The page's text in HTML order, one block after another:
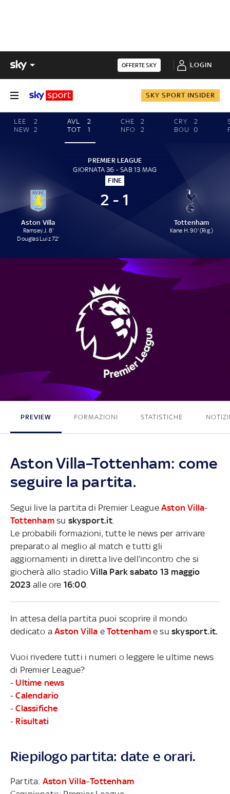
OFFERTE SKY LOGIN
SKY SPORT INSIDER
LEE
2
NEW 2
AVL
2
TOT
1
CHE
2
NFO
2
CRY
2
BOU
0
PREMIER LEAGUE
GIORNATA 36 - SAB 13 MAG
FINE
Aston Villa
Ramsey J. 8'
Douglas Luiz 72'
2 - 1
Tottenham
Kane H. 90' (Rig.)
2 - 1
PREVIEW FORMAZIONI STATISTICHE
Aston Villa–Tottenham: come
seguire la partita.
Segui live la partita di Premier League Aston Villa-
Tottenhamsu skysport.it.
Le probabili formazioni, tutte le news per arrivare
preparato al meglio al match e tutti gli
aggiornamenti in diretta live dell’incontro che si
giocherà allo stadioVilla Park sabato 13 maggio
2023 alle ore 16:00.
In attesa della partita puoi scoprire il mondo
dedicato aAston Villa eTottenhame suskysport.it.
Vuoi rivedere tutti i numeri o leggere le ultime news
di Premier League?
- Ultime news
-Calendario
-Classifiche
- Risultati
Riepilogo partita: date e orari.
Partita: Aston Villa–Tottenham